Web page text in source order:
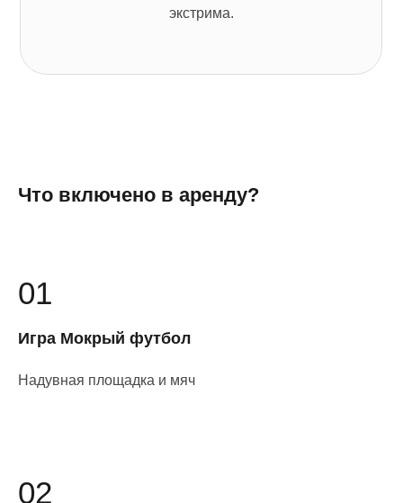
экстрима.
Что включено в аренду?
Игра Мокрый футбол
Надувная площадка и мяч
01
02